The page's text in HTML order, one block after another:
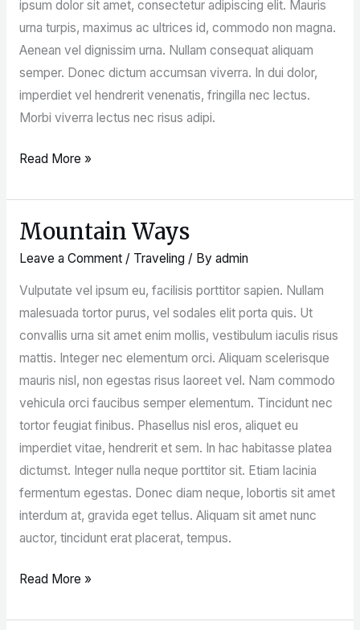
ipsum dolor sit amet, consectetur adipiscing elit. Mauris
urna turpis, maximus ac ultrices id, commodo non magna.
Aenean vel dignissim urna. Nullam consequat aliquam
semper. Donec dictum accumsan viverra. In dui dolor,
imperdiet vel hendrerit venenatis, fringilla nec lectus.
Morbi viverra lectus nec risus adipi.
Read More »
Mountain Ways
Leave a Comment / Traveling / By admin
Vulputate vel ipsum eu, facilisis porttitor sapien. Nullam
malesuada tortor purus, vel sodales elit porta quis. Ut
convallis urna sit amet enim mollis, vestibulum iaculis risus
mattis. Integer nec elementum orci. Aliquam scelerisque
mauris nisl, non egestas risus laoreet vel. Nam commodo
vehicula orci faucibus semper elementum. Tincidunt nec
tortor feugiat finibus. Phasellus nisl eros, aliquet eu
imperdiet vitae, hendrerit et sem. In hac habitasse platea
dictumst. Integer nulla neque porttitor sit. Etiam lacinia
fermentum egestas. Donec diam neque, lobortis sit amet
interdum at, gravida eget tellus. Aliquam sit amet nunc
auctor, tincidunt erat placerat, tempus.
Mountain
Ways
Read More »